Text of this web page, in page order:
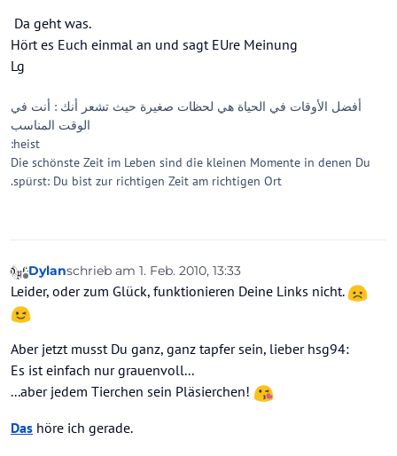
Da geht was.
Hört es Euch einmal an und sagt EUre Meinung
Lg
أفضل الأوقات في الحياة هي لحظات صغيرة حيث تشعر أنك : أنت في
الوقت المناسب
heist:
Die schönste Zeit im Leben sind die kleinen Momente in denen Du
spürst: Du bist zur richtigen Zeit am richtigen Ort.
Offline
Dylanschrieb am 1. Feb. 2010, 13:33
zuletzt editiert von
Leider, oder zum Glück, funktionieren Deine Links nicht.
Aber jetzt musst Du ganz, ganz tapfer sein, lieber hsg94:
Es ist einfach nur grauenvoll...
...aber jedem Tierchen sein Pläsierchen!
Das höre ich gerade.